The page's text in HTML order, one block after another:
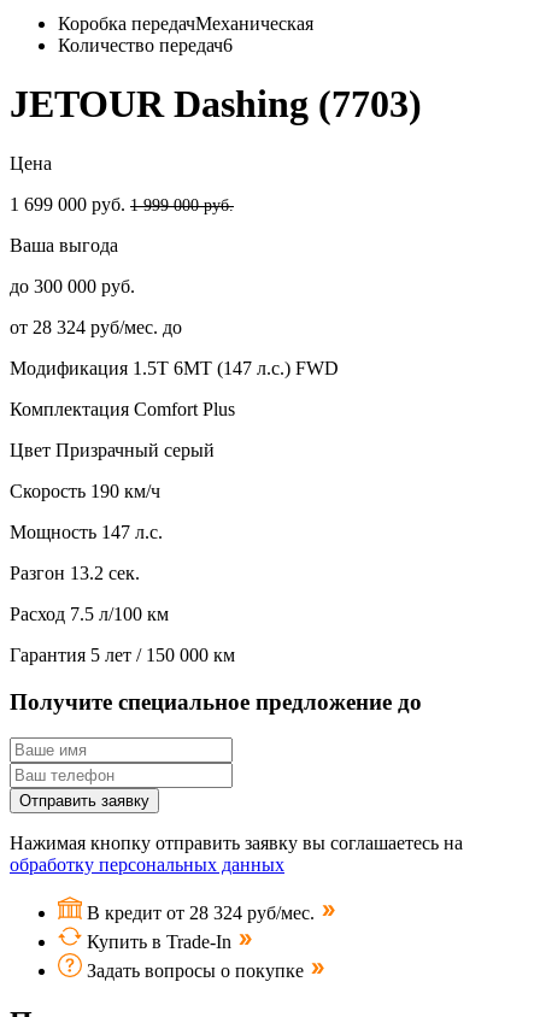
Коробка передачМеханическая
Количество передач6
JETOUR Dashing (7703)
Цена
1 699 000 руб. 1 999 000 руб.
Ваша выгода
до 300 000 руб.
от 28 324 руб/мес. до
Модификация 1.5T 6МТ (147 л.с.) FWD
Комплектация Comfort Plus
Цвет Призрачный серый
Скорость 190 км/ч
Мощность 147 л.с.
Разгон 13.2 сек.
Расход 7.5 л/100 км
Гарантия 5 лет / 150 000 км
Получите специальное предложение до
Отправить заявку
Нажимая кнопку отправить заявку вы соглашаетесь на
обработку персональных данных
В кредит от 28 324 руб/мес.
Купить в Trade-In
Задать вопросы о покупке